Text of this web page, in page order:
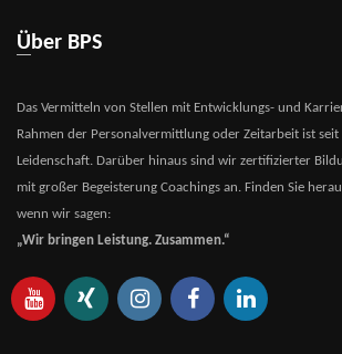
Über BPS
Das Vermitteln von Stellen mit Entwicklungs- und
Rahmen der Personalvermittlung oder Zeitarbeit ist
Leidenschaft. Darüber hinaus sind wir zertifizierter
mit großer Begeisterung Coachings an. Finden Sie
wenn wir sagen:
„Wir bringen Leistung. Zusammen.“